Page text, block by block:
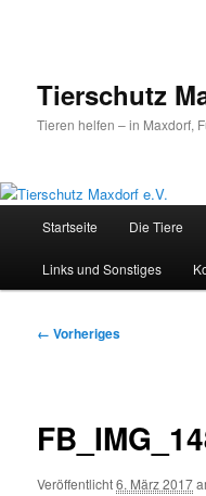
Tierschutz
Tieren helfen – in Maxdorf,
Startseite Die Tiere
Links und Sonstiges
Bilder-
← Vorheriges
Veröffentlicht6. März 2017